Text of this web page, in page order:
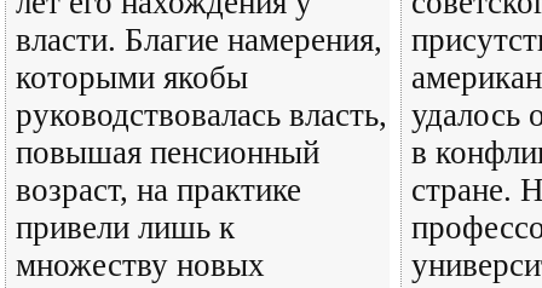
власти. Благие намерения,
которыми якобы
руководствовалась власть,
повышая пенсионный
возраст, на практике
привели лишь к
множеству новых
удалось
в
стране.